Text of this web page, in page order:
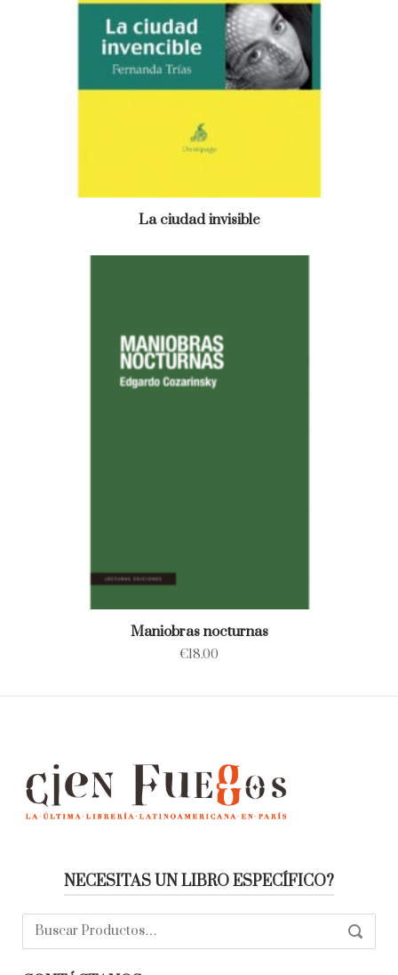
La ciudad invisible
Maniobras nocturnas
€18.00
NECESITAS UN LIBRO ESPECÍFICO?
Buscar: